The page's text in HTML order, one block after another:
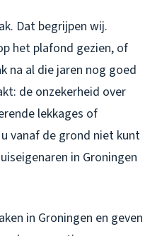
Dat begrijpen wij.
het plafond gezien, of
na al die jaren nog goed
de onzekerheid over
lekkages of
vanaf de grond niet kunt
in Groningen
in Groningen en geven